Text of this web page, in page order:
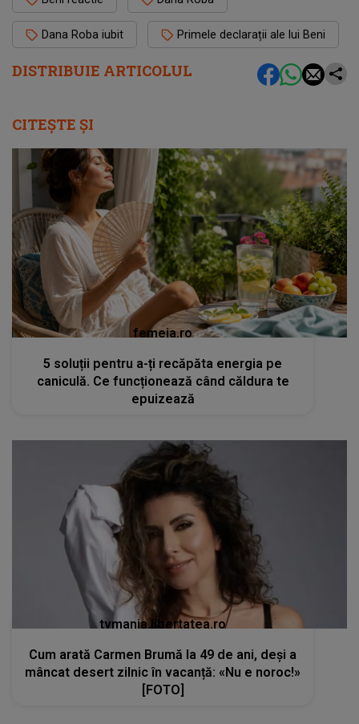
DISTRIBUIE ARTICOLUL
Dana Roba iubit Primele declarații ale lui Beni
CITEȘTE ȘI
femeia.ro
5 soluții pentru a-ți recăpăta energia pe
caniculă. Ce funcționează când căldura te
epuizează
tvmania.libertatea.ro
Cum arată Carmen Brumă la 49 de ani, deși a
mâncat desert zilnic în vacanță: «Nu e noroc!»
[FOTO]